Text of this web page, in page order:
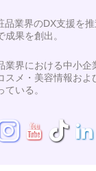
品業界のDX支援を
果を創出。
業界における中小企
スメ・美容情報およ
いる。